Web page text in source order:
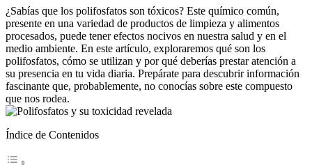
¿Sabías⁢ que los polifosfatos son tóxicos? Este⁢ químico común,
presente en una variedad ​de productos de limpieza y alimentos
procesados, puede tener efectos nocivos en nuestra⁢ salud y⁣ en el
medio ambiente. En este artículo,‍ exploraremos⁤ qué son los​
polifosfatos, cómo⁣ se ‍utilizan y por qué‌ deberías prestar‍ atención ⁣a
su presencia‌ en tu vida diaria. ‍Prepárate para descubrir información
‍fascinante que, probablemente,⁤ no ⁢conocías sobre este compuesto⁤
que nos rodea.
Índice de Contenidos